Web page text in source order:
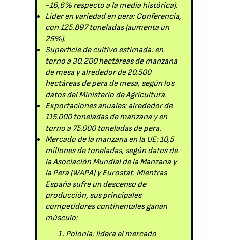
-16,6% respecto a la media histórica).
Líder en variedad en pera: Conferencia,
con 125.897 toneladas (aumenta un
25%).
Superficie de cultivo estimada: en
torno a 30.200 hectáreas de manzana
de mesa y alrededor de 20.500
hectáreas de pera de mesa, según los
datos del Ministerio de Agricultura.
Exportaciones anuales: alrededor de
115.000 toneladas de manzana y en
torno a 75.000 toneladas de pera.
Mercado de la manzana en la UE: 10,5
millones de toneladas, según datos de
la Asociación Mundial de la Manzana y
la Pera (WAPA) y Eurostat. Mientras
España sufre un descenso de
producción, sus principales
competidores continentales ganan
músculo:
Polonia: lidera el mercado